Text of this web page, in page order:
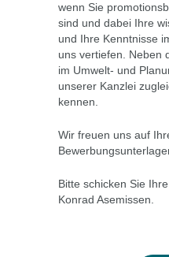
wenn Sie
sind und dabei Ihre
und Ihre Kenntnisse
uns vertiefen. Neben
im Umwelt- und
unserer Kanzlei
kennen.
Wir freuen uns auf
Bitte schicken Sie
Konrad Asemissen.